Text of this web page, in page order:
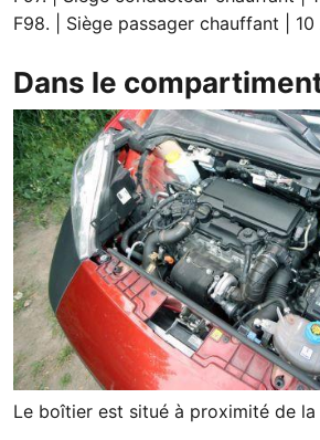
F98. | Siège passager chauffant | 10
Dans le
Le boîtier est situé à proximité de